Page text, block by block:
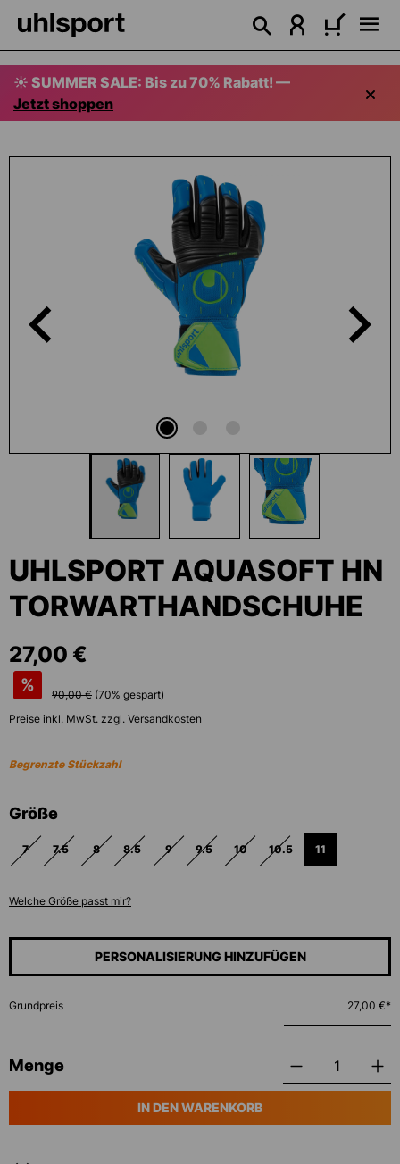
springen
☀️ SUMMER SALE: Bis zu 70% Rabatt! —
Jetzt shoppen
UHLSPORT AQUASOFT HN
TORWARTHANDSCHUHE
27,00 €
%
90,00 € (70% gespart)
Preise inkl. MwSt. zzgl. Versandkosten
Begrenzte Stückzahl
Größeauswählen
7
(DIESE OPTION IST ZURZEIT NICHT VERFÜGBAR.)
7.5
(DIESE OPTION IST ZURZEIT NICHT VERFÜGBAR.)
8
(DIESE OPTION IST ZURZEIT NICHT VERFÜGBAR.)
8.5
(DIESE OPTION IST ZURZEIT NICHT VERFÜGBAR.)
9
(DIESE OPTION IST ZURZEIT NICHT VERFÜGBAR.)
9.5
(DIESE OPTION IST ZURZEIT NICHT
10
(DIESE OPTION IST ZURZEIT
10.5 11
Welche Größe passt mir?
PERSONALISIERUNG HINZUFÜGEN
Grundpreis 27,00 €*
Menge
IN DEN WARENKORB